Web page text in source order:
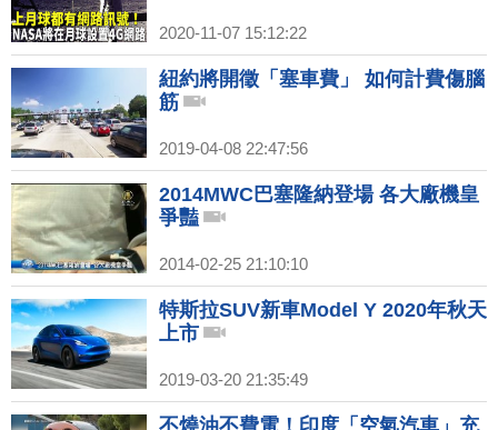
2020-11-07 15:12:22
紐約將開徵「塞車費」 如何計費傷腦
筋
2019-04-08 22:47:56
2014MWC巴塞隆納登場 各大廠機皇
爭豔
2014-02-25 21:10:10
特斯拉SUV新車Model Y 2020年秋天
上市
2019-03-20 21:35:49